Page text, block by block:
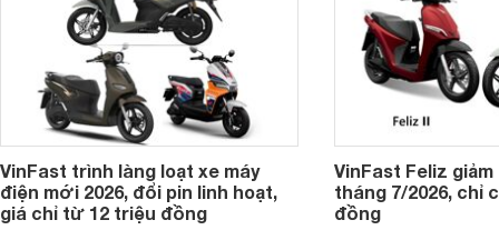
VinFast trình làng loạt xe máy
điện mới 2026, đổi pin linh hoạt,
giá chỉ từ 12 triệu đồng
VinFast Feliz giảm
tháng 7/2026, chỉ
đồng